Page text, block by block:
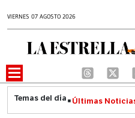
VIERNES 07 AGOSTO 2026
Últimas